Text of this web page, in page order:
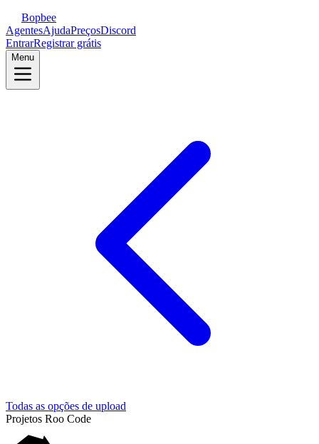
Bopbee
AgentesAjudaPreçosDiscord
EntrarRegistrar grátis
Menu
Todas as opções de upload
Projetos Roo Code